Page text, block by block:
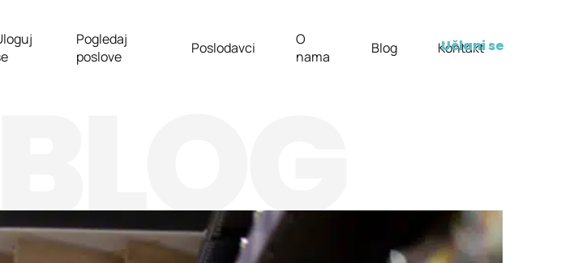
Pogledaj
poslove
Poslodavci
O
nama
Blog Kontakt
Učlani se